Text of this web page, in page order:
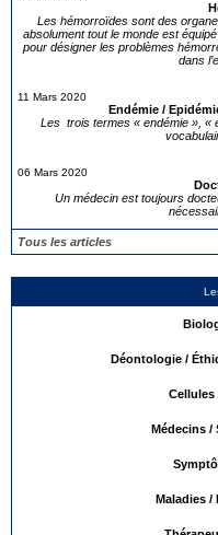
Les hémorroïdes sont des
absolument tout le monde est
pour désigner les problèmes
dans
11 Mars 2020
Endémie /
Les trois termes « endémie », «
06 Mars 2020
Un médecin est toujours
Tous les articles
Déontologie /
Cellules
Médecins /
Maladies /